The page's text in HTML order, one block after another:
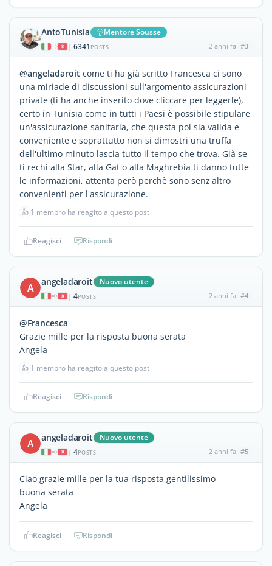
AntoTunisia Mentore Sousse
| 6341 POSTS 2 anni fa #3
@angeladaroit come ti ha già scritto Francesca ci sono
una miriade di discussioni sull'argomento assicurazioni
private (ti ha anche inserito dove cliccare per leggerle),
certo in Tunisia come in tutti i Paesi è possibile stipulare
un'assicurazione sanitaria, che questa poi sia valida e
conveniente e soprattutto non si dimostri una truffa
dell'ultimo minuto lascia tutto il tempo che trova. Già se
ti rechi alla Star, alla Gat o alla Maghrebia ti danno tutte
le informazioni, attenta però perchè sono senz'altro
convenienti per l'assicurazione.
👍 1 membro ha reagito a questo post
Reagisci Rispondi
A angeladaroit Nuovo utente
| 4POSTS 2 anni fa #4
@Francesca
Grazie mille per la risposta buona serata
Angela
👍 1 membro ha reagito a questo post
Reagisci Rispondi
A angeladaroit Nuovo utente
| 4POSTS 2 anni fa #5
Ciao grazie mille per la tua risposta gentilissimo
buona serata
Angela
Reagisci Rispondi